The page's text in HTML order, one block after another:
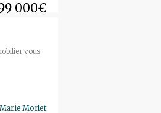
000€
vous
Marie Morlet